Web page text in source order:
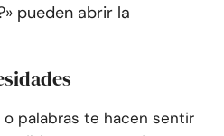
pueden abrir la
palabras te hacen sentir